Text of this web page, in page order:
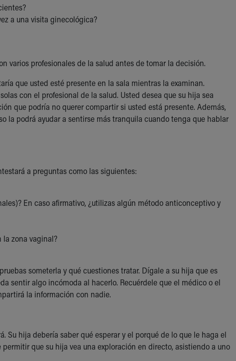
a una visita ginecológica?
varios profesionales de la salud antes de tomar la decisión.
que usted esté presente en la sala mientras la examinan.
con el profesional de la salud. Usted desea que su hija sea
que podría no querer compartir si usted está presente. Además,
la podrá ayudar a sentirse más tranquila cuando tenga que hablar
a preguntas como las siguientes:
En caso afirmativo, ¿utilizas algún método anticonceptivo y
la zona vaginal?
someterla y qué cuestiones tratar. Dígale a su hija que es
sentir algo incómoda al hacerlo. Recuérdele que el médico o el
la información con nadie.
Su hija debería saber qué esperar y el porqué de lo que le haga el
que su hija vea una exploración en directo, asistiendo a uno